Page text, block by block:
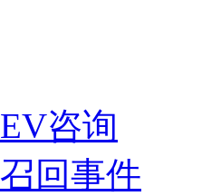
EV咨询
召回事件